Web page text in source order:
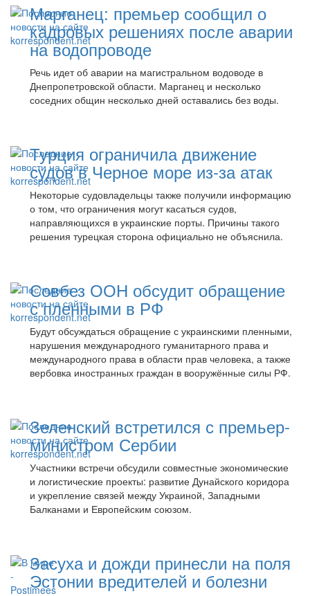
Марганец: премьер сообщил о
кадровых решениях после аварии
на водопроводе
Речь идет об аварии на магистральном водоводе в
Днепропетровской области. Марганец и несколько
соседних общин несколько дней оставались без воды.
Турция ограничила движение
судов в Черное море из-за атак
Некоторые судовладельцы также получили информацию
о том, что ограничения могут касаться судов,
направляющихся в украинские порты. Причины такого
решения турецкая сторона официально не объяснила.
Совбез ООН обсудит обращение
с пленными в РФ
Будут обсуждаться обращение с украинскими пленными,
нарушения международного гуманитарного права и
международного права в области прав человека, а также
вербовка иностранных граждан в вооружённые силы РФ.
Зеленский встретился с премьер-
министром Сербии
Участники встречи обсудили совместные экономические
и логистические проекты: развитие Дунайского коридора
и укрепление связей между Украиной, Западными
Балканами и Европейским союзом.
Засуха и дожди принесли на поля
Эстонии вредителей и болезни